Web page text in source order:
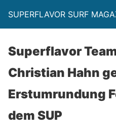
SUPERFLAVOR SURF
Superflavor
Christian Hahn
Erstumrundung
dem SUP